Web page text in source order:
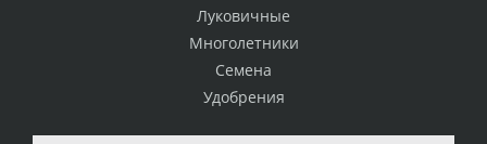
Луковичные
Многолетники
Семена
Удобрения